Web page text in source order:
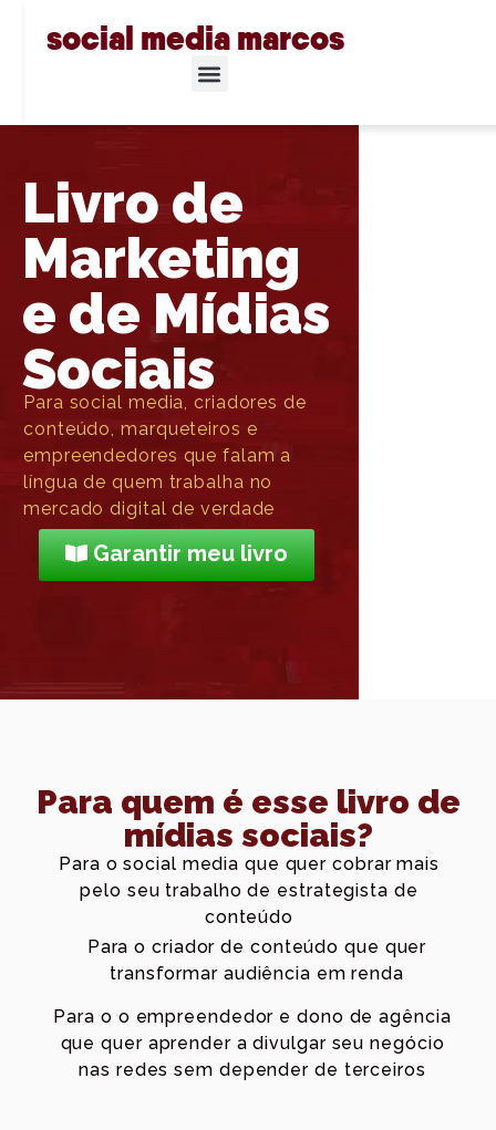
social media marcos
Livro de
Marketing
e de Mídias
Sociais
Para social media, criadores de
conteúdo, marqueteiros e
empreendedores que falam a
língua de quem trabalha no
mercado digital de verdade
Garantir meu livro
Para quem é esse livro de
mídias sociais?
Para o social media que quer cobrar mais
pelo seu trabalho de estrategista de
conteúdo
Para o criador de conteúdo que quer
transformar audiência em renda
Para o o empreendedor e dono de agência
que quer aprender a divulgar seu negócio
nas redes sem depender de terceiros